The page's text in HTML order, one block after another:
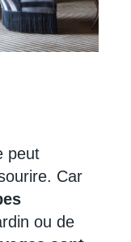
peut
Car
ou de